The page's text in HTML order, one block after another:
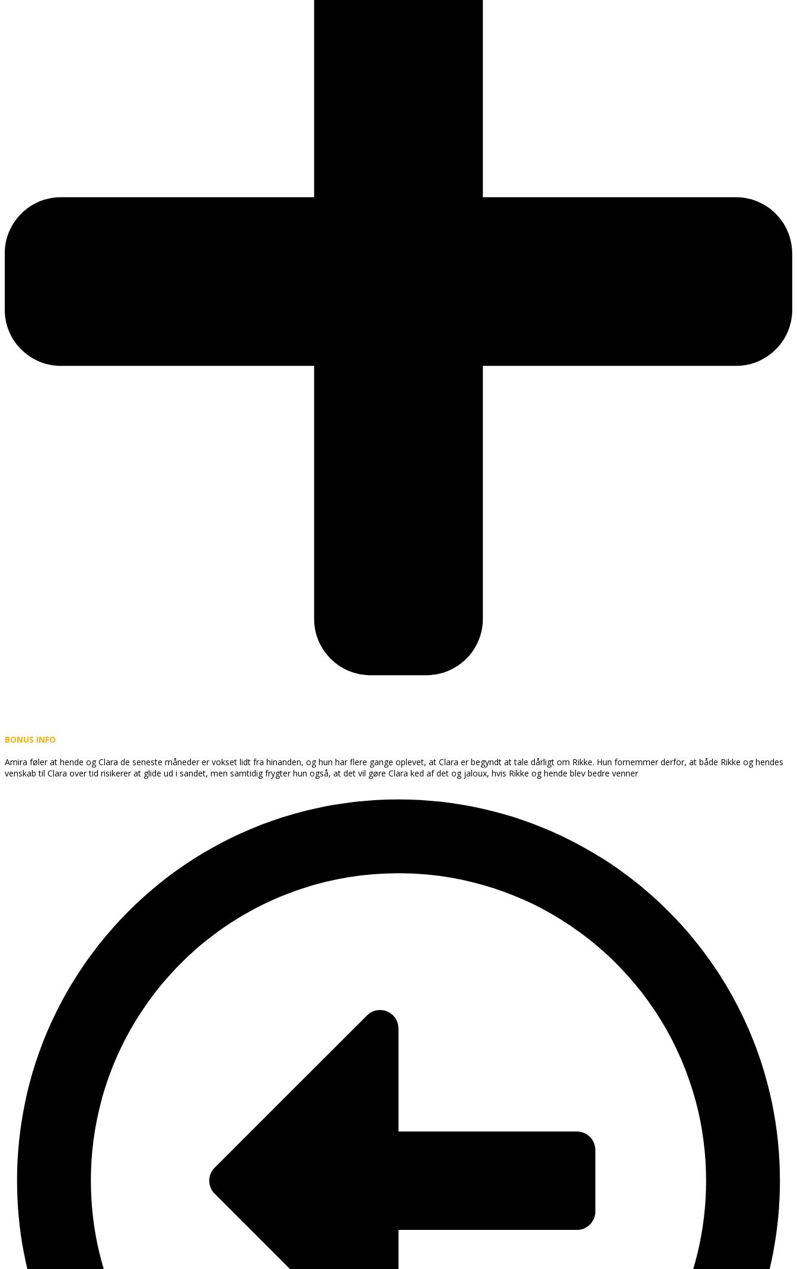
BONUS INFO
Amira føler at hende og Clara de seneste måneder er vokset lidt fra hinanden, og hun har flere gange oplevet, at Clara er begyndt at tale dårligt om Rikke. Hun fornemmer derfor, at både Rikke og hendes
venskab til Clara over tid risikerer at glide ud i sandet, men samtidig frygter hun også, at det vil gøre Clara ked af det og jaloux, hvis Rikke og hende blev bedre venner